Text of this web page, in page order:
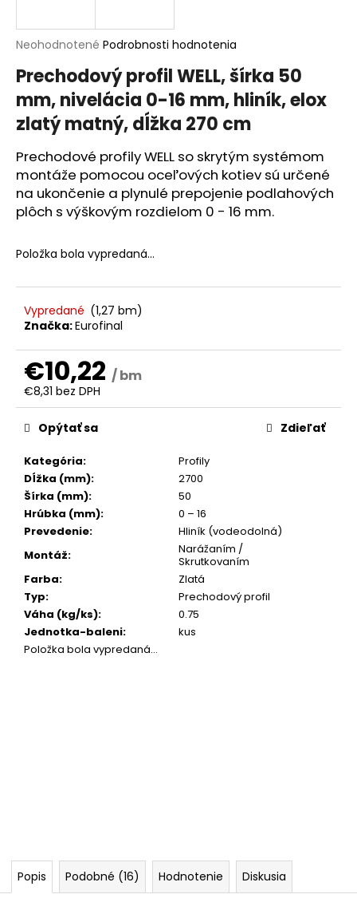
Priemerné
produktu
0,0
z
5
hviezdičiek.
Neohodnotené Podrobnosti hodnotenia
Prechodový profil WELL, šírka 50
mm, nivelácia 0-16 mm, hliník, elox
zlatý matný, dĺžka 270 cm
Prechodové profily WELL so skrytým systémom
montáže pomocou oceľových kotiev sú určené
na ukončenie a plynulé prepojenie podlahových
plôch s výškovým rozdielom 0 - 16 mm.
Položka bola vypredaná…
Vypredané (1,27 bm)
Značka:Eurofinal
€10,22 / bm
€8,31 bez DPH
Jednotková
cena:
Kategória:
Profily
Dĺžka (mm):
2700
Šírka (mm):
50
Hrúbka (mm):
0 – 16
Prevedenie:
Hliník (vodeodolná)
Montáž:
Narážaním /
Skrutkovaním
Farba:
Zlatá
Typ:
Prechodový profil
Váha (kg/ks):
0.75
Jednotka-baleni:
kus
Položka bola vypredaná…
Opýtať sa Zdieľať
Popis Podobné (16) Hodnotenie Diskusia
j
ť
?
HĽADAŤ
O
p
o
a
m
e